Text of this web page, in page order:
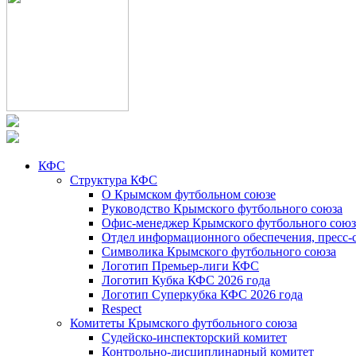
КФС
Структура КФС
О Крымском футбольном союзе
Руководство Крымского футбольного союза
Офис-менеджер Крымского футбольного
Отдел информационного обеспечения, пресс-
Символика Крымского футбольного союза
Логотип Премьер-лиги КФС
Логотип Кубка КФС 2026 года
Логотип Суперкубка КФС 2026 года
Respect
Комитеты Крымского футбольного союза
Судейско-инспекторский комитет
Контрольно-дисциплинарный комитет